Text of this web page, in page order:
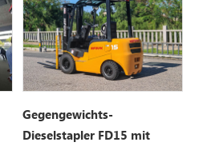
Gegengewichts-
Dieselstapler FD15 mit